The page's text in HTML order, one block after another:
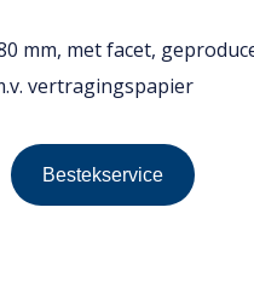
mm, met facet,
vertragingspapier
Bestekservice